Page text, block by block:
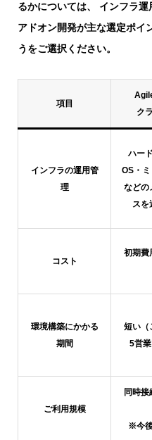
るかについては、 インフラ運
アドオン開発が主な選定ポイ
うをご選択ください。
項目
ク
インフラの運用管
理
ハー
OS・
などの
スを
コスト
初期費
環境構築にかかる
期間
短い（
5営業
ご利用規模
同時接
※今